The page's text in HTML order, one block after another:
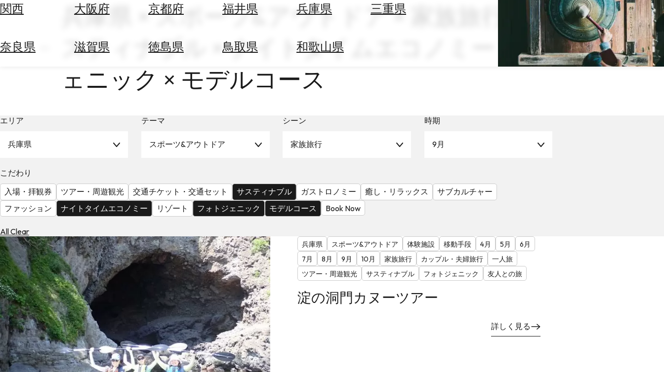
関西 大阪府 京都府 福井県 兵庫県 三重県
奈良県 滋賀県 徳島県 鳥取県 和歌山県
見
る
兵庫県 × スポーツ&アウトドア × 家族旅行 × 9月 × サ
スティナブル × ナイトタイムエコノミー × フォトジ
ェニック × モデルコース
エリア
兵庫県
テーマ
スポーツ&アウトドア
シーン
家族旅行
時期
9月
こだわり
入場・拝観券
ツアー・周遊観光 交通チケット・交通セット サスティナブル ガストロノミー 癒し・リラックス
サブカルチャー
ファッション
ナイトタイムエコノミー リゾート フォトジェニック モデルコース Book Now
All Clear
兵庫県 スポーツ&アウトドア 体験施設 移動手段 4月 5月
6月
7月
8月 9月 10月 家族旅行 カップル・夫婦旅行
一人旅
ツアー・周遊観光
サスティナブル フォトジェニック 友人との旅
淀の洞門カヌーツアー
詳しく見る